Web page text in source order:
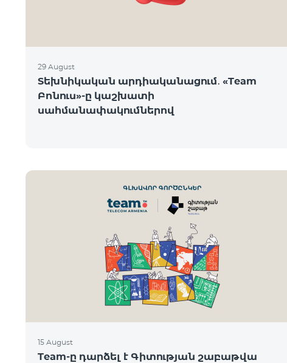
29 August
Տեխնիկական արդիականացում․ «Team
Բոնուս»-ը կաշխատի
սահմանափակումներով
15 August
Team-ը դարձել է Գիտության շաբաթվա